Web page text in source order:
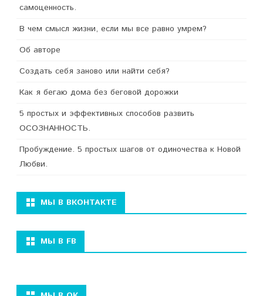
самоценность.
В чем смысл жизни, если мы все равно умрем?
Об авторе
Создать себя заново или найти себя?
Как я бегаю дома без беговой дорожки
5 простых и эффективных способов развить
ОСОЗНАННОСТЬ.
Пробуждение. 5 простых шагов от одиночества к Новой
Любви.
МЫ В ВКОНТАКТЕ
МЫ В FB